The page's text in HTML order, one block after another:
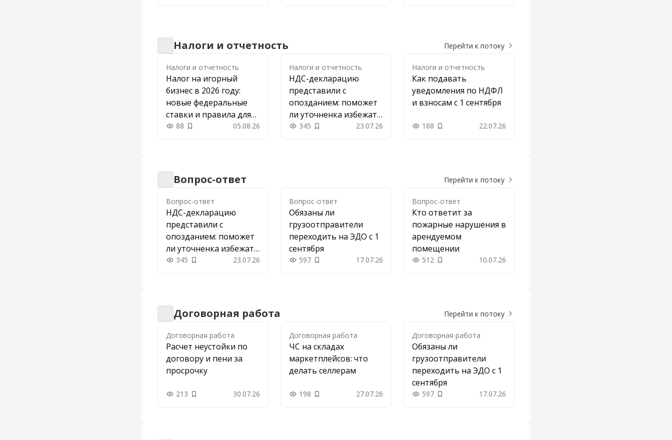
Налоги и отчетность
Налоги и отчетность Перейти к потоку
Налоги и отчетность
Налог на игорный
бизнес в 2026 году:
новые федеральные
ставки и правила для
казино и букмекеров
88 Добавить в закладки
05.08.26
Налоги и отчетность
НДС-декларацию
представили с
опозданием: поможет
ли уточненка избежать
штрафа
345 Добавить в закладки
23.07.26
Налоги и отчетность
Как подавать
уведомления по НДФЛ
и взносам с 1 сентября
188 Добавить в закладки
22.07.26
Вопрос-ответ
Вопрос-ответ Перейти к потоку
Вопрос-ответ
НДС-декларацию
представили с
опозданием: поможет
ли уточненка избежать
штрафа
345 Добавить в закладки
23.07.26
Вопрос-ответ
Обязаны ли
грузоотправители
переходить на ЭДО с 1
сентября
597 Добавить в закладки
17.07.26
Вопрос-ответ
Кто ответит за
пожарные нарушения в
арендуемом
помещении
512 Добавить в закладки
10.07.26
Договорная работа
Договорная работа Перейти к потоку
Договорная работа
Расчет неустойки по
договору и пени за
просрочку
213 Добавить в закладки
30.07.26
Договорная работа
ЧС на складах
маркетплейсов: что
делать селлерам
198 Добавить в закладки
27.07.26
Договорная работа
Обязаны ли
грузоотправители
переходить на ЭДО с 1
сентября
597 Добавить в закладки
17.07.26